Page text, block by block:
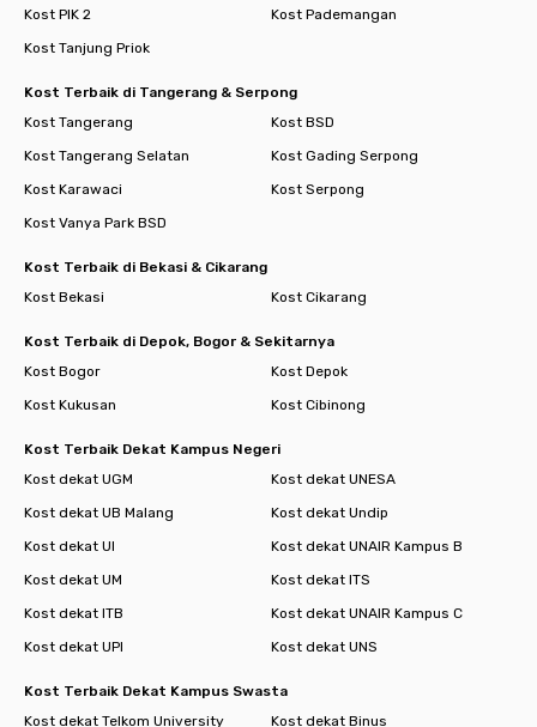
Kost PIK 2
Kost Pademangan
Kost Tanjung Priok
Kost Terbaik di Tangerang & Serpong
Kost Tangerang
Kost BSD
Kost Tangerang Selatan
Kost Gading Serpong
Kost Karawaci
Kost Serpong
Kost Vanya Park BSD
Kost Terbaik di Bekasi & Cikarang
Kost Bekasi
Kost Cikarang
Kost Terbaik di Depok, Bogor & Sekitarnya
Kost Bogor
Kost Depok
Kost Kukusan
Kost Cibinong
Kost Terbaik Dekat Kampus Negeri
Kost dekat UGM
Kost dekat UNESA
Kost dekat UB Malang
Kost dekat Undip
Kost dekat UI
Kost dekat UNAIR Kampus B
Kost dekat UM
Kost dekat ITS
Kost dekat ITB
Kost dekat UNAIR Kampus C
Kost dekat UPI
Kost dekat UNS
Kost Terbaik Dekat Kampus Swasta
Kost dekat Telkom University
Kost dekat Binus